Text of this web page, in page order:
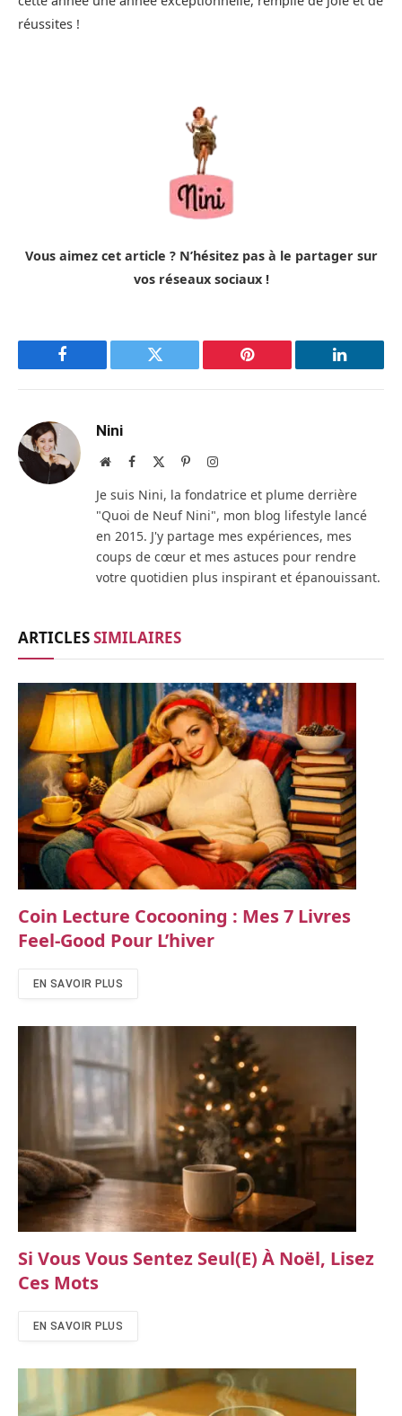
réussites !
Vous aimez cet article ? N’hésitez pas à le partager sur
vos réseaux sociaux !
Facebook Twitter Pinterest LinkedIn
Nini
Site Facebook PinterestInstagram
Je suis Nini, la fondatrice et plume derrière
"Quoi de Neuf Nini", mon blog lifestyle lancé
en 2015. J'y partage mes expériences, mes
coups de cœur et mes astuces pour rendre
votre quotidien plus inspirant et épanouissant.
ARTICLESSIMILAIRES
Coin Lecture Cocooning : Mes 7 Livres
Feel-Good Pour L’hiver
EN SAVOIR PLUS
Si Vous Vous Sentez Seul(e) À Noël, Lisez
Ces Mots
EN SAVOIR PLUS